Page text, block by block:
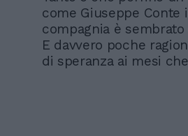
come Giuseppe Conte
compagnia è
E davvero poche
di speranza ai mesi